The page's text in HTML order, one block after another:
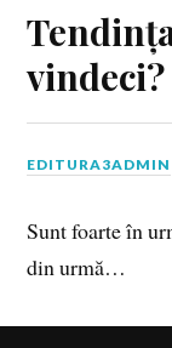
vindeci?
EDITURA3ADMIN
Sunt foarte în
din urmă…